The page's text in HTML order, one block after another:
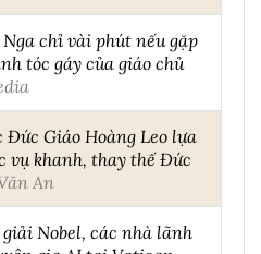
chỉ vài phút nếu gặp
tóc gáy của giáo chủ
Đức Giáo Hoàng Leo lựa
vụ khanh, thay thế Đức
An
Nobel, các nhà lãnh